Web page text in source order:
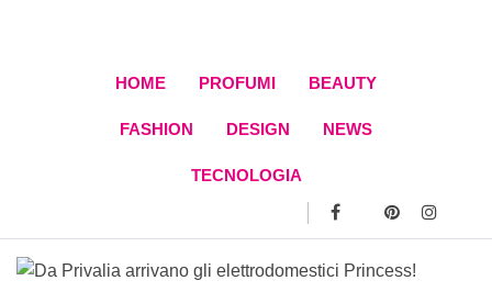
HOME PROFUMI BEAUTY
FASHION DESIGN NEWS
TECNOLOGIA